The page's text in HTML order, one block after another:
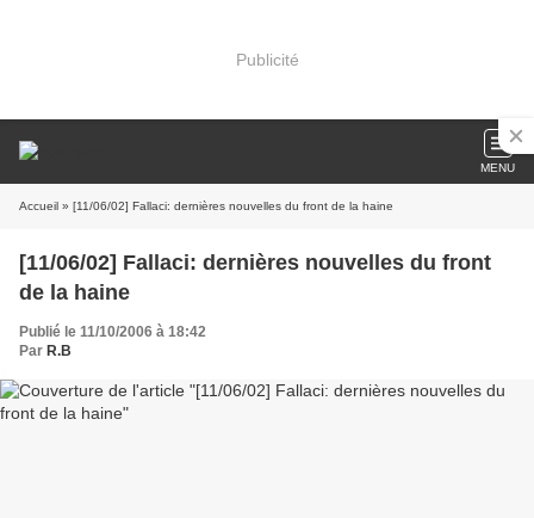
Publicité
MENU
Accueil » [11/06/02] Fallaci: dernières nouvelles du front de la haine
[11/06/02] Fallaci: dernières nouvelles du front
de la haine
Publié le 11/10/2006 à 18:42
Par R.B